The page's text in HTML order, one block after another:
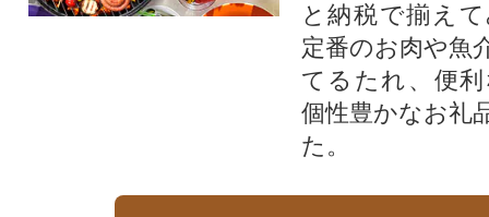
と納税で揃え
定番のお肉や魚
てるたれ、便
個性豊かなお礼
た。